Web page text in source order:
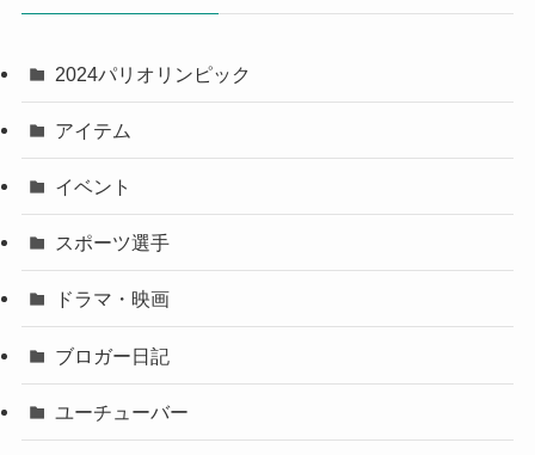
2024パリオリンピック
アイテム
イベント
スポーツ選手
ドラマ・映画
ブロガー日記
ユーチューバー